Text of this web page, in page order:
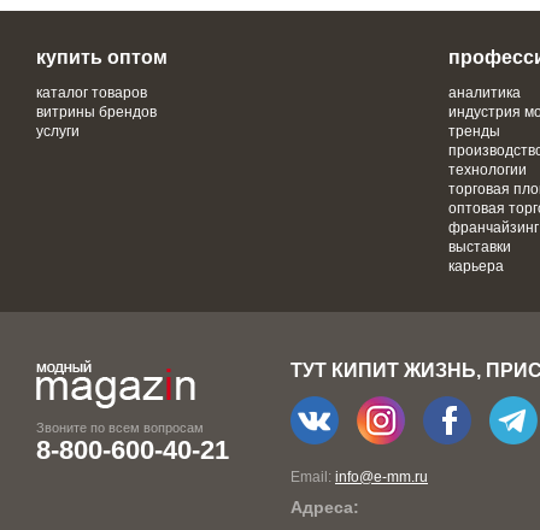
купить оптом
каталог товаров
витрины брендов
услуги
аналитика
индустрия
тренды
технологии
торговая
оптовая
франчайзинг
выставки
карьера
Звоните по всем вопросам
8-800-600-40-21
ТУТ КИПИТ ЖИЗНЬ,
Email: info@e-mm.ru
Адреса: